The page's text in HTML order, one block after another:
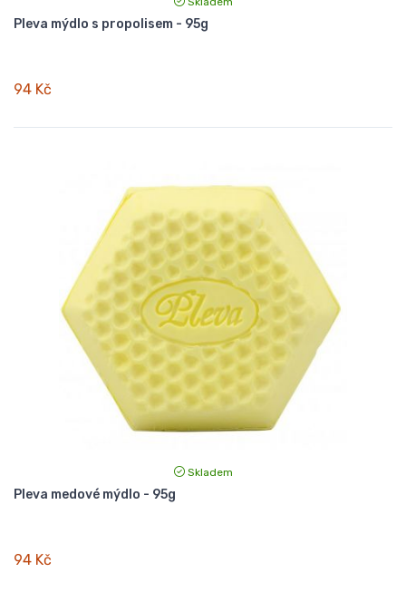
Pleva mýdlo s propolisem - 95g
94 Kč
Skladem
Pleva medové mýdlo - 95g
94 Kč